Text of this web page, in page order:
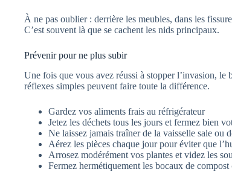
À ne pas oublier : derrière les meubles, dans les
C’est souvent là que se cachent les nids principaux.
Prévenir pour ne plus subir
Une fois que vous avez réussi à stopper l’invasion, le
réflexes simples peuvent faire toute la différence.
Gardez vos aliments frais au réfrigérateur
Jetez les déchets tous les jours et fermez bien
Ne laissez jamais traîner de la vaisselle sale ou
Aérez les pièces chaque jour pour éviter que
Arrosez modérément vos plantes et videz les
Fermez hermétiquement les bocaux de